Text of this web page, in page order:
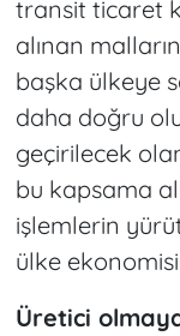
transit ticaret
alınan
başka ülkeye
daha doğru
geçirilecek
bu kapsama
işlemlerin
ülke
Üretici